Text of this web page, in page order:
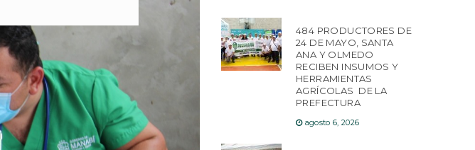
484 PRODUCTORES DE
24 DE MAYO, SANTA
ANA Y OLMEDO
RECIBEN INSUMOS Y
HERRAMIENTAS
AGRÍCOLAS DE LA
PREFECTURA
agosto 6, 2026